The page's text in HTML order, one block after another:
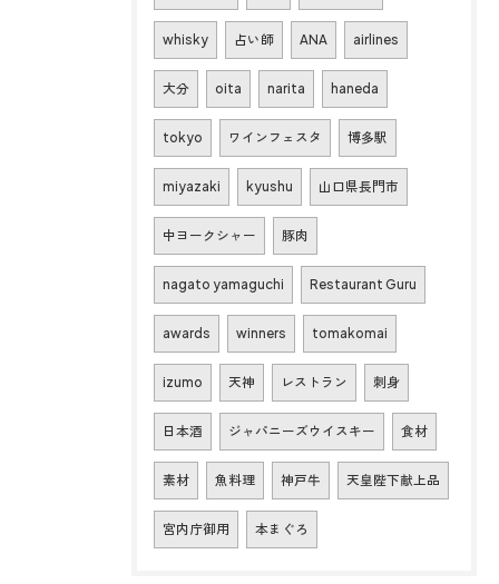
whisky 占い師 ANA airlines
大分 oita narita haneda
tokyo ワインフェスタ 博多駅
miyazaki kyushu 山口県長門市
中ヨークシャー 豚肉
nagato yamaguchi Restaurant Guru
awards winners tomakomai
izumo 天神 レストラン 刺身
日本酒 ジャパニーズウイスキー 食材
素材 魚料理 神戸牛 天皇陛下献上品
宮内庁御用 本まぐろ